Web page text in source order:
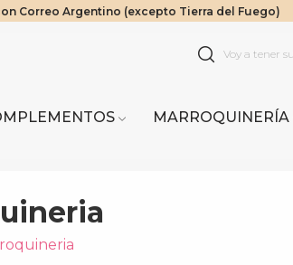
| 10% OFF a partir de $1.000.000
Correo Argentino (excepto Tierra del Fuego)
a partir de $200.000 vía Cruz del Sur.
web $80.000
MARROQUINERÍA